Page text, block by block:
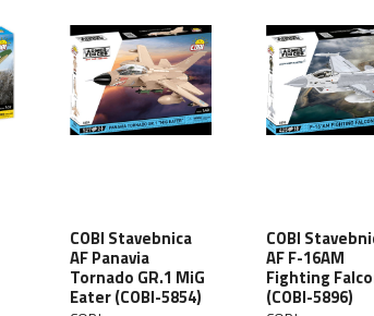
COBI Stavebnica
AF Panavia
Tornado GR.1 MiG
Eater (COBI-5854)
COBI
AF F-16AM
Fighting
(COBI-5896)